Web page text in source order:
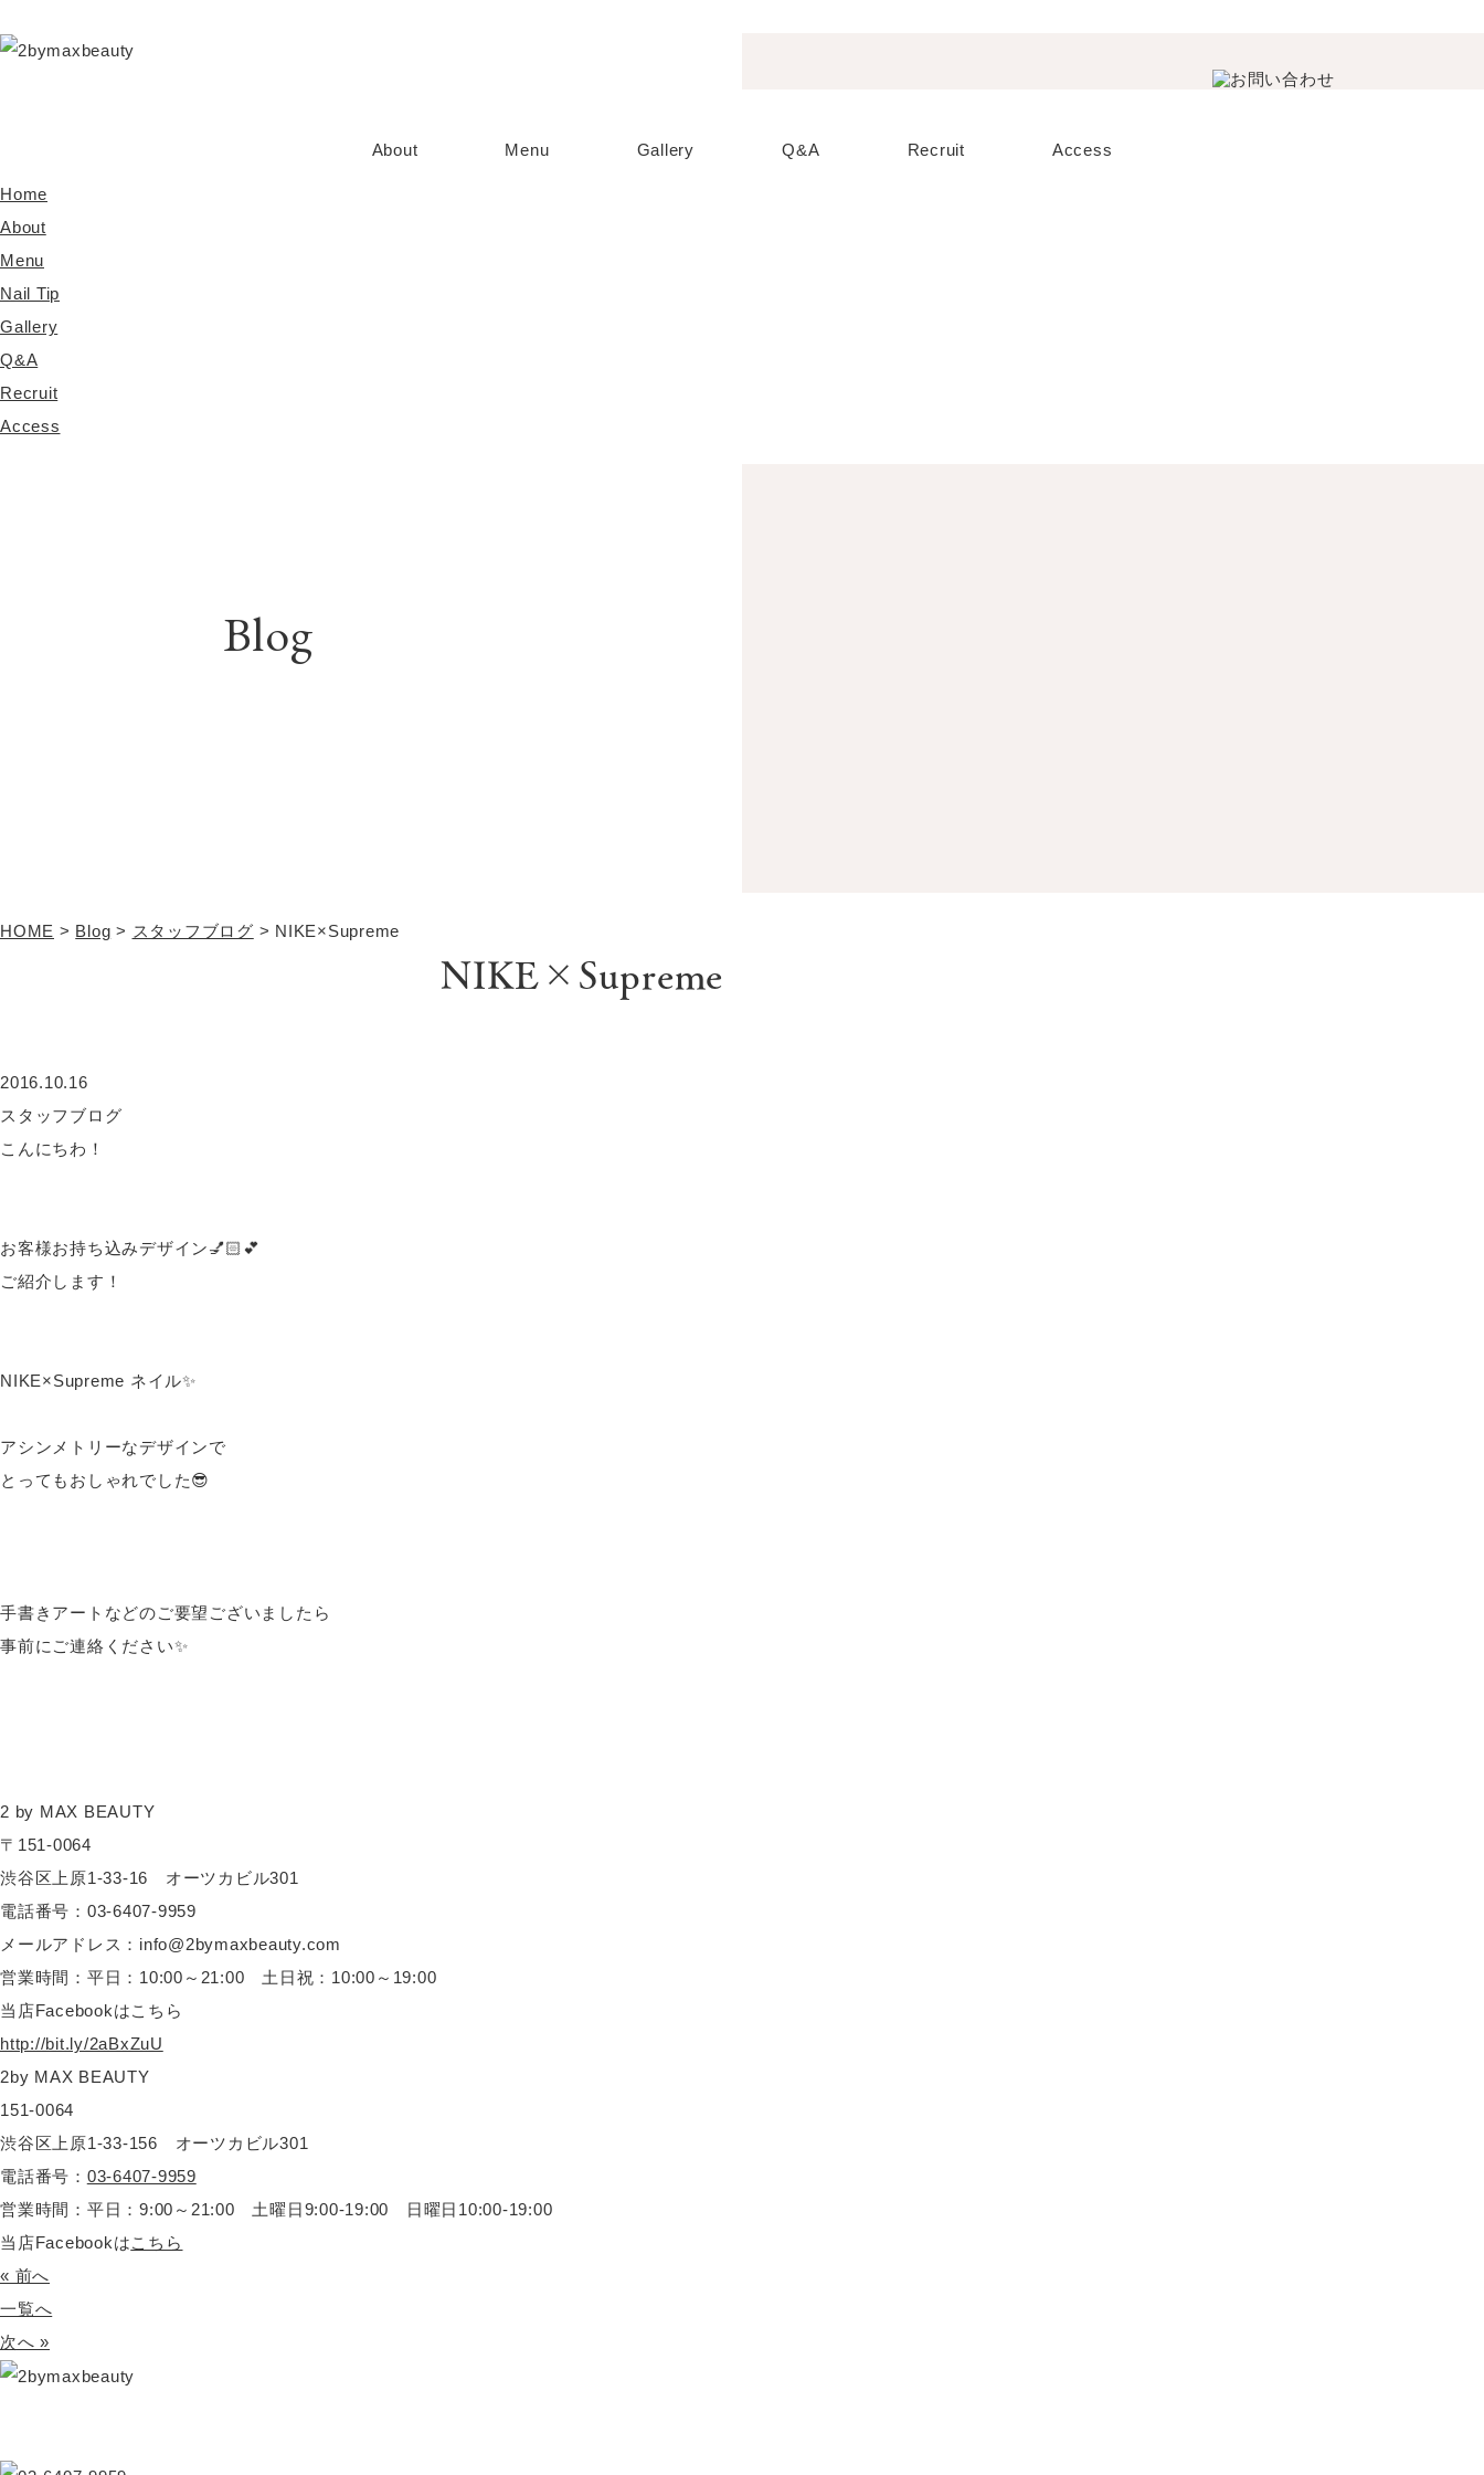
About Menu Gallery Q&A Recruit Access
Home
About
Menu
Nail Tip
Gallery
Q&A
Recruit
Access
Blog
HOME > Blog > スタッフブログ > NIKE×Supreme
NIKE×Supreme
2016.10.16
スタッフブログ
こんにちわ！
お客様お持ち込みデザイン💅🏻💕
ご紹介します！
NIKE×Supreme ネイル✨
アシンメトリーなデザインで
とってもおしゃれでした😎
手書きアートなどのご要望ございましたら
事前にご連絡ください✨
2 by MAX BEAUTY
〒151-0064
渋谷区上原1-33-16 オーツカビル301
電話番号：03-6407-9959
メールアドレス：info@2bymaxbeauty.com
営業時間：平日：10:00～21:00 土日祝：10:00～19:00
当店Facebookはこちら
http://bit.ly/2aBxZuU
2by MAX BEAUTY
151-0064
渋谷区上原1-33-156 オーツカビル301
電話番号： 03-6407-9959
営業時間：平日：9:00～21:00 土曜日9:00-19:00 日曜日10:00-19:00
当店Facebookはこちら
« 前へ
一覧へ
次へ »